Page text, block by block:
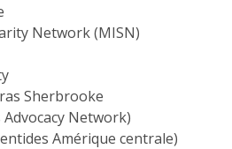
Network (MISN)
Sherbrooke
Network)
Amérique centrale)